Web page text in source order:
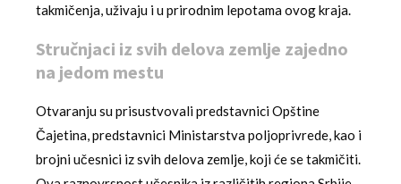
takmičenja, uživaju i u prirodnim lepotama ovog kraja.
Stručnjaci iz svih delova zemlje zajedno
na jedom mestu
Otvaranju su prisustvovali predstavnici Opštine
Čajetina, predstavnici Ministarstva poljoprivrede, kao i
brojni učesnici iz svih delova zemlje, koji će se takmičiti.